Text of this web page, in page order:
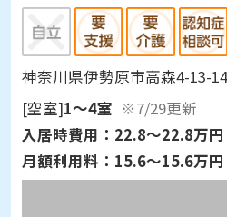
神奈川県伊勢原市高森4-13-14
[空室]1～4室 ※7/29更新
入居時費用： 22.8～22.8万円
月額利用料： 15.6～15.6万円